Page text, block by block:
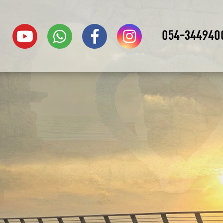
054-